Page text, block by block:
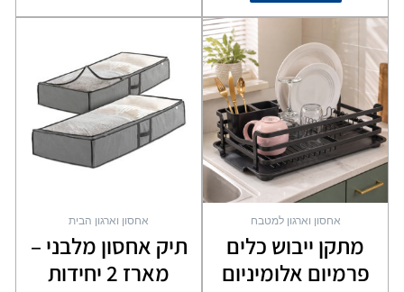
אחסון וארגון למטבח
מתקן ייבוש כלים
פרמיום אלומיניום
אחסון וארגון הבית
תיק אחסון מלבני –
מארז 2 יחידות